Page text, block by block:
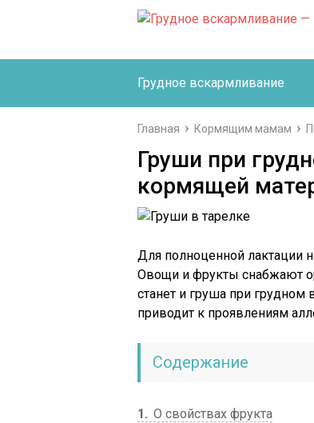
Грудное вскармливание
Главная Кормящим мамам
Груши при
кормящей
Для полноценной лактации
Овощи и фрукты снабжают
станет и груша при грудном
приводит к проявлениям
Содержание
1
О свойствах фрукта